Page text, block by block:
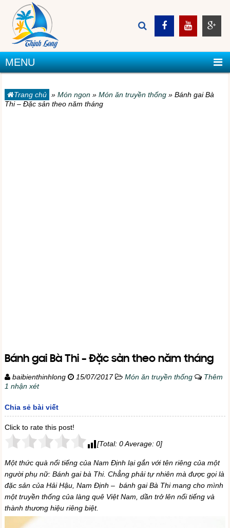
MENU
Trang chủ » Món ngon » Món ăn truyền thống » Bánh gai Bà
Thi – Đặc sản theo năm tháng
Bánh gai Bà Thi – Đặc sản theo năm tháng
baibienthinhlong 15/07/2017 Món ăn truyền thống
Thêm
1 nhận xét
Chia sẻ bài viết
Click to rate this post!
[Total: 0Average: 0]
Một thức quà nổi tiếng của Nam Định lại gắn với tên riêng của một
người phụ nữ: Bánh gai bà Thi. Chẳng phải tự nhiên mà được gọi là
đặc sản của Hải Hậu, Nam Định – bánh gai Bà Thi mang cho mình
một truyền thống của làng quê Việt Nam, dần trở lên nổi tiếng và
thành thương hiệu riêng biệt.